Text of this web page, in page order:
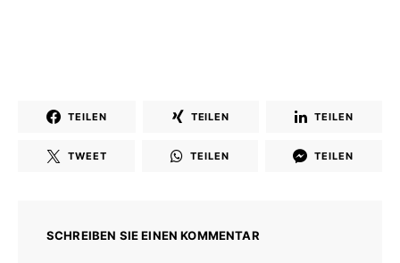
TEILEN TEILEN TEILEN
TWEET TEILEN TEILEN
SCHREIBEN SIE EINEN KOMMENTAR